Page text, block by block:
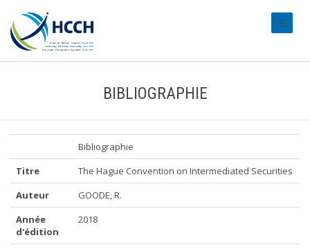
BIBLIOGRAPHIE
Bibliographie
Titre
The Hague Convention on Intermediated Securities
Auteur
GOODE, R.
Année
d'édition
2018